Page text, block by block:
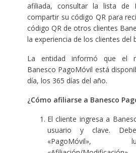
afiliada, consultar la lista de
compartir su código QR para
código QR de otros clientes
la experiencia de los clientes del
La entidad informó que el
Banesco PagoMóvil está
día, los 365 días del año.
¿Cómo afiliarse a Banesco
El cliente ingresa a
usuario y clave.